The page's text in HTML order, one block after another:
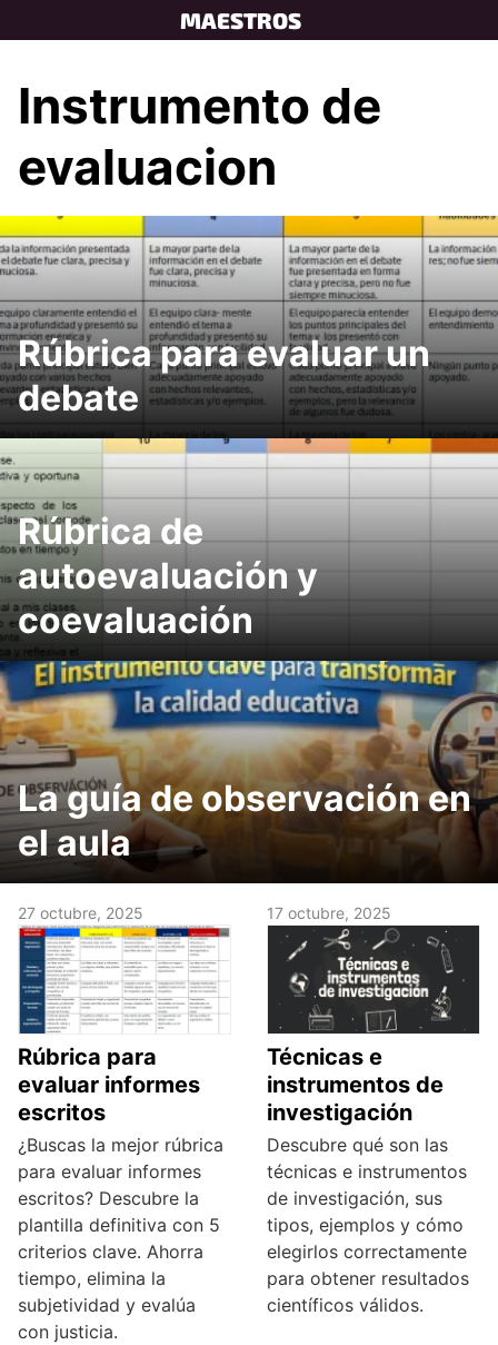
to
MAESTROS
Instrumento de
evaluacion
Rúbrica para evaluar un
debate
Rúbrica de
autoevaluación y
coevaluación
La guía de observación en
el aula
27 octubre, 2025
Rúbrica para
evaluar informes
escritos
¿Buscas la mejor rúbrica
para evaluar informes
escritos? Descubre la
plantilla definitiva con 5
criterios clave. Ahorra
tiempo, elimina la
subjetividad y evalúa
con justicia.
17 octubre, 2025
Técnicas e
instrumentos de
investigación
Descubre qué son las
técnicas e instrumentos
de investigación, sus
tipos, ejemplos y cómo
elegirlos correctamente
para obtener resultados
científicos válidos.